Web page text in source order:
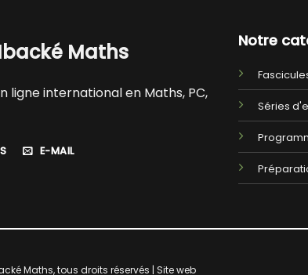
Maths
ligne international en Maths, PC,
E-MAIL
Notre
Séries
Maths, tous droits réservés | Site web